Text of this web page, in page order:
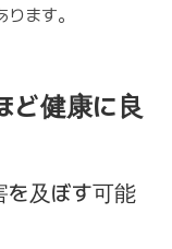
ます。
ど健康に良
を及ぼす可能